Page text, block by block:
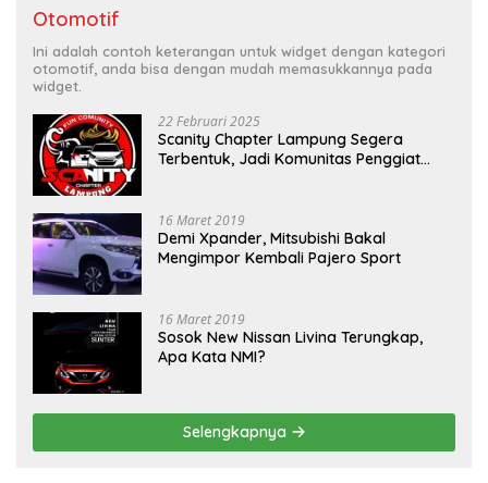
Otomotif
Ini adalah contoh keterangan untuk widget dengan kategori
otomotif, anda bisa dengan mudah memasukkannya pada
widget.
22 Februari 2025
Scanity Chapter Lampung Segera
Terbentuk, Jadi Komunitas Penggiat
16 Maret 2019
Demi Xpander, Mitsubishi Bakal
Mengimpor Kembali Pajero Sport
16 Maret 2019
Sosok New Nissan Livina Terungkap,
Apa Kata NMI?
Selengkapnya